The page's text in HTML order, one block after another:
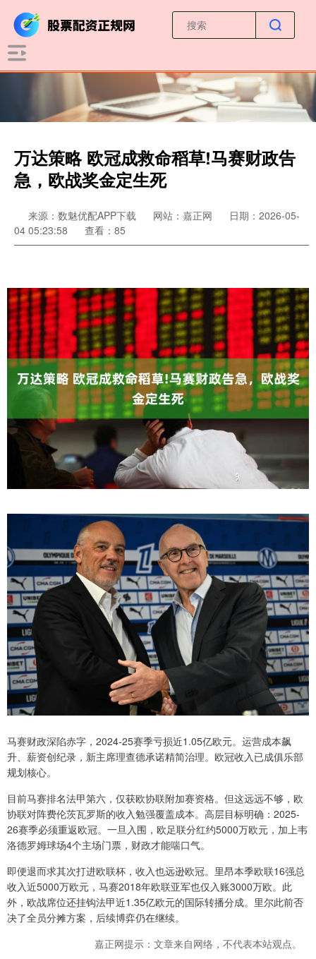
万达策略 欧冠成救命稻草!马赛财政告
急，欧战奖金定生死
来源：数魅优配APP下载 网站：嘉正网
日期：2026-05-
04 05:23:58
查看：85
马赛财政深陷赤字，2024-25赛季亏损近1.05亿欧元。运营成本飙
升、薪资创纪录，新主席理查德承诺精简治理。欧冠收入已成俱乐部
规划核心。
目前马赛排名法甲第六，仅获欧协联附加赛资格。但这远远不够，欧
协联对阵费伦茨瓦罗斯的收入勉强覆盖成本。高层目标明确：2025-
26赛季必须重返欧冠。一旦入围，欧足联分红约5000万欧元，加上韦
洛德罗姆球场4个主场门票，财政才能喘口气。
即便退而求其次打进欧联杯，收入也远逊欧冠。里昂本季欧联16强总
收入近5000万欧元，马赛2018年欧联亚军也仅入账3000万欧。此
外，欧战席位还挂钩法甲近1.35亿欧元的国际转播分成。里尔此前否
决了全员分摊方案，后续博弈仍在继续。
嘉正网提示：文章来自网络，不代表本站观点。